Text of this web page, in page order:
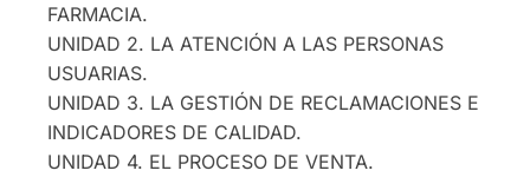
FARMACIA.
UNIDAD 2. LA ATENCIÓN A LAS PERSONAS
USUARIAS.
UNIDAD 3. LA GESTIÓN DE RECLAMACIONES E
INDICADORES DE CALIDAD.
UNIDAD 4. EL PROCESO DE VENTA.